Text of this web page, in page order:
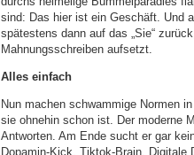
sind: Das hier ist ein Geschäft. Und
spätestens dann auf das „Sie“
Mahnungsschreiben aufsetzt.
Alles einfach
Nun machen schwammige Normen
sie ohnehin schon ist. Der moderne
Antworten. Am Ende sucht er gar
Dopamin-Kick. Tiktok-Brain. Digitale